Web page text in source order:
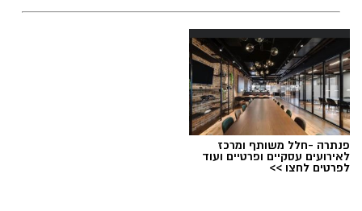
פנתרה -חלל משותף ומרכז
לאירועים עסקיים ופרטיים ועוד
לפרטים לחצו >>